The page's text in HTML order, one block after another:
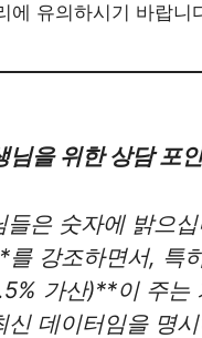
에 유의하시기 바랍니
님을 위한 상담 포
들은 숫자에 밝으
를 강조하면서,
가산)**이 주는
데이터임을 명